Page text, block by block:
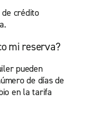
crédito
mi reserva?
pueden
de días de
en la tarifa